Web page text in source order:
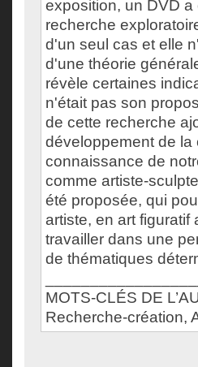
exposition, un DVD
recherche
d'un seul cas et elle
d'une théorie
révèle certaines
n'était pas son
de cette recherche
développement de
connaissance de
comme artiste-
été proposée, qui
artiste, en art figuratif
travailler dans une
de thématiques
MOTS-CLÉS DE
Recherche-création,